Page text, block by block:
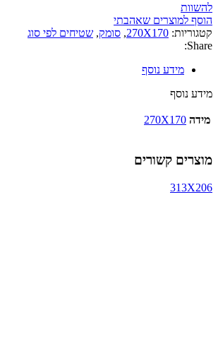
להשוות
הוסף למוצרים שאהבתי
קטגוריות: 270X170
, סומק, שטיחים לפי סוג
Share:
מידע נוסף
מידע נוסף
מידה 270X170
מוצרים קשורים
313X206